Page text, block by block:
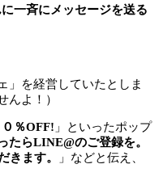
一斉にメッセージを送る
」を経営していたとしま
んよ！）
％OFF! 」といったポップ
たらLINE@のご登録を。
きます。
」などと伝え、